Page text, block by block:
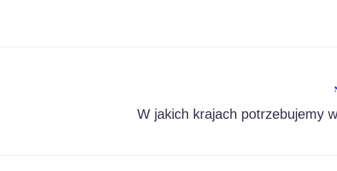
W jakich krajach potrzebujemy